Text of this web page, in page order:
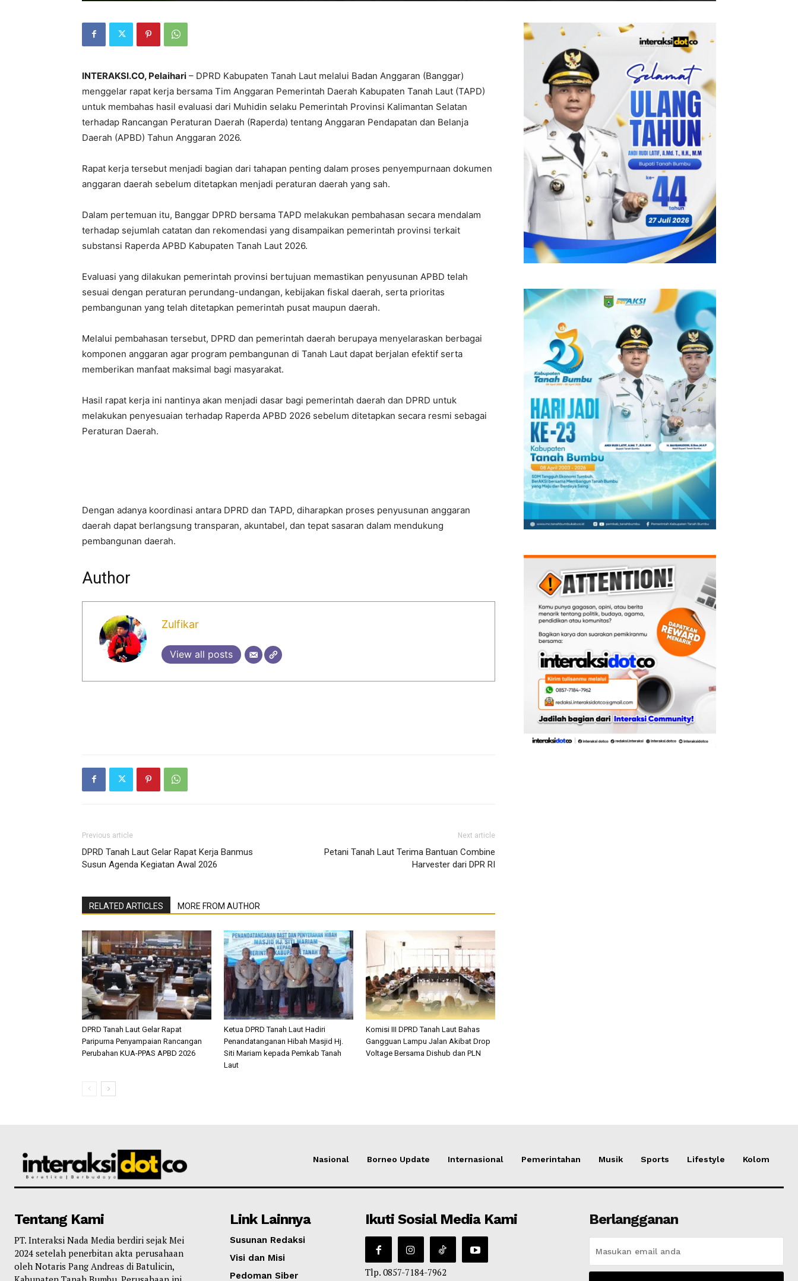
INTERAKSI.CO, Pelaihari – DPRD Kabupaten Tanah Laut melalui Badan Anggaran (Banggar)
menggelar rapat kerja bersama Tim Anggaran Pemerintah Daerah Kabupaten Tanah Laut (TAPD)
untuk membahas hasil evaluasi dari Muhidin selaku Pemerintah Provinsi Kalimantan Selatan
terhadap Rancangan Peraturan Daerah (Raperda) tentang Anggaran Pendapatan dan Belanja
Daerah (APBD) Tahun Anggaran 2026.
Rapat kerja tersebut menjadi bagian dari tahapan penting dalam proses penyempurnaan dokumen
anggaran daerah sebelum ditetapkan menjadi peraturan daerah yang sah.
Dalam pertemuan itu, Banggar DPRD bersama TAPD melakukan pembahasan secara mendalam
terhadap sejumlah catatan dan rekomendasi yang disampaikan pemerintah provinsi terkait
substansi Raperda APBD Kabupaten Tanah Laut 2026.
Evaluasi yang dilakukan pemerintah provinsi bertujuan memastikan penyusunan APBD telah
sesuai dengan peraturan perundang-undangan, kebijakan fiskal daerah, serta prioritas
pembangunan yang telah ditetapkan pemerintah pusat maupun daerah.
Melalui pembahasan tersebut, DPRD dan pemerintah daerah berupaya menyelaraskan berbagai
komponen anggaran agar program pembangunan di Tanah Laut dapat berjalan efektif serta
memberikan manfaat maksimal bagi masyarakat.
Hasil rapat kerja ini nantinya akan menjadi dasar bagi pemerintah daerah dan DPRD untuk
melakukan penyesuaian terhadap Raperda APBD 2026 sebelum ditetapkan secara resmi sebagai
Peraturan Daerah.
Dengan adanya koordinasi antara DPRD dan TAPD, diharapkan proses penyusunan anggaran
daerah dapat berlangsung transparan, akuntabel, dan tepat sasaran dalam mendukung
pembangunan daerah.
Author
Zulfikar
View all posts
Previous article
DPRD Tanah Laut Gelar Rapat Kerja Banmus
Susun Agenda Kegiatan Awal 2026
Next article
Petani Tanah Laut Terima Bantuan Combine
Harvester dari DPR RI
RELATED ARTICLES MORE FROM AUTHOR
DPRD Tanah Laut Gelar Rapat
Paripurna Penyampaian Rancangan
Perubahan KUA-PPAS APBD 2026
Ketua DPRD Tanah Laut Hadiri
Penandatanganan Hibah Masjid Hj.
Siti Mariam kepada Pemkab Tanah
Laut
Komisi III DPRD Tanah Laut Bahas
Gangguan Lampu Jalan Akibat Drop
Voltage Bersama Dishub dan PLN
Nasional Borneo Update Internasional Pemerintahan Musik Sports Lifestyle Kolom
Tentang Kami
PT. Interaksi Nada Media berdiri sejak Mei
2024 setelah penerbitan akta perusahaan
oleh Notaris Pang Andreas di Batulicin,
Link Lainnya
Susunan Redaksi
Visi dan Misi
Pedoman Siber
Ikuti Sosial Media Kami
Tlp. 0857-7184-7962
Berlangganan